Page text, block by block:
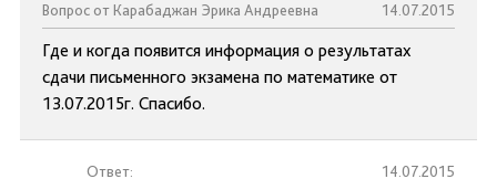
Вопрос от Карабаджан Эрика Андреевна 14.07.2015
Где и когда появится информация о результатах
сдачи письменного экзамена по математике от
13.07.2015г. Спасибо.
Ответ: 14.07.2015